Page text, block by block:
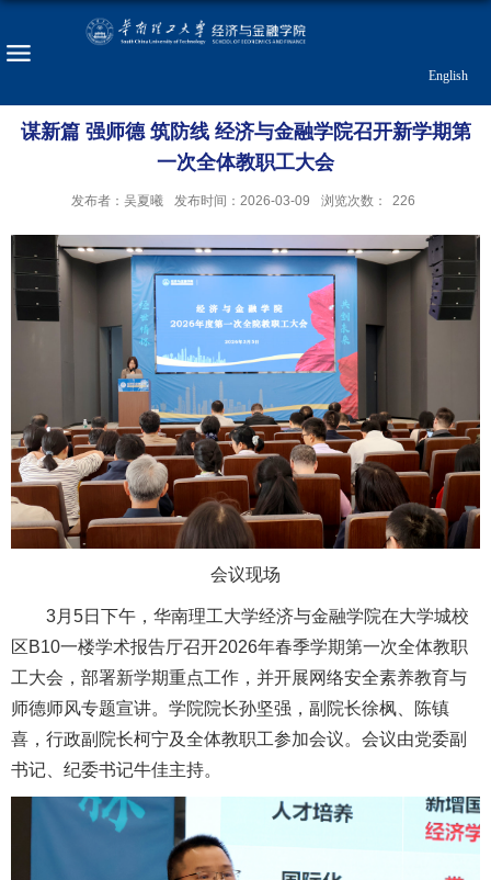
English
谋新篇 强师德 筑防线 经济与金融学院召开新学期第
一次全体教职工大会
发布者：吴夏曦 发布时间：2026-03-09 浏览次数： 226
会议现场
3月5日下午，华南理工大学经济与金融学院在大学城校
区B10一楼学术报告厅召开2026年春季学期第一次全体教职
工大会，部署新学期重点工作，并开展网络安全素养教育与
师德师风专题宣讲。学院院长孙坚强，副院长徐枫、陈镇
喜，行政副院长柯宁及全体教职工参加会议。会议由党委副
书记、纪委书记牛佳主持。